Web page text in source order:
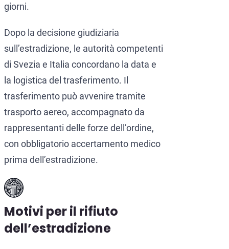
giorni.
Dopo la decisione giudiziaria
sull’estradizione, le autorità competenti
di Svezia e Italia concordano la data e
la logistica del trasferimento. Il
trasferimento può avvenire tramite
trasporto aereo, accompagnato da
rappresentanti delle forze dell’ordine,
con obbligatorio accertamento medico
prima dell’estradizione.
Motivi per il rifiuto
dell’estradizione